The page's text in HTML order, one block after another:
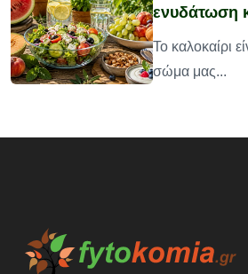
ενυδάτωση
Το καλοκαίρι
σώμα μας...